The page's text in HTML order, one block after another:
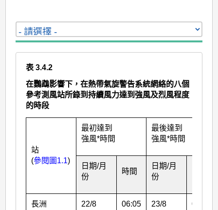
表 3.4.2
在鸚鵡影響下，在熱帶氣旋警告系統網絡的八個
參考測風站所錄到持續風力達到強風及烈風程度
的時段
站
(參閱圖1.1)
最初達到
強風*時間
最後達到
強風*時間
日期/月
份
時間
日期/月
份
長洲 22/8 06:05 23/8 09:51